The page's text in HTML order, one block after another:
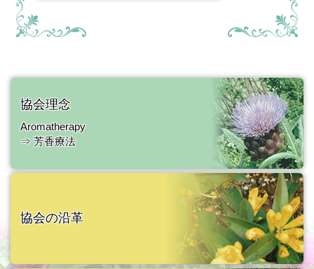
協会理念
Aromatherapy
⇒ 芳香療法
協会の沿革